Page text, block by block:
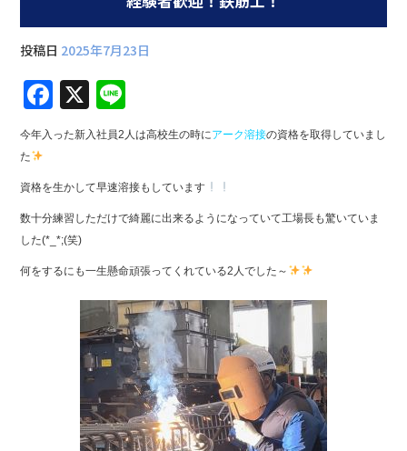
投稿日 2025年7月23日
F
a
c
e
b
o
o
X
n
e
今年入った新入社員2人は高校生の時にアーク溶接の資格を取得していまし
た
資格を生かして早速溶接もしています
数十分練習しただけで綺麗に出来るようになっていて工場長も驚いていま
した(*_*;(笑)
何をするにも一生懸命頑張ってくれている2人でした～